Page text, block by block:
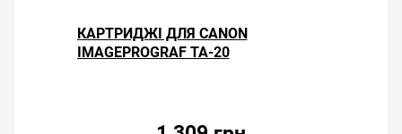
КАРТРИДЖІ ДЛЯ CANON
IMAGEPROGRAF TA-20